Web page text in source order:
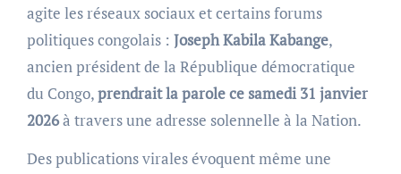
agite les réseaux sociaux et certains forums
politiques congolais : Joseph Kabila Kabange,
ancien président de la République démocratique
du Congo,prendrait la parole ce samedi 31 janvier
2026à travers une adresse solennelle à la Nation.
Des publications virales évoquent même une